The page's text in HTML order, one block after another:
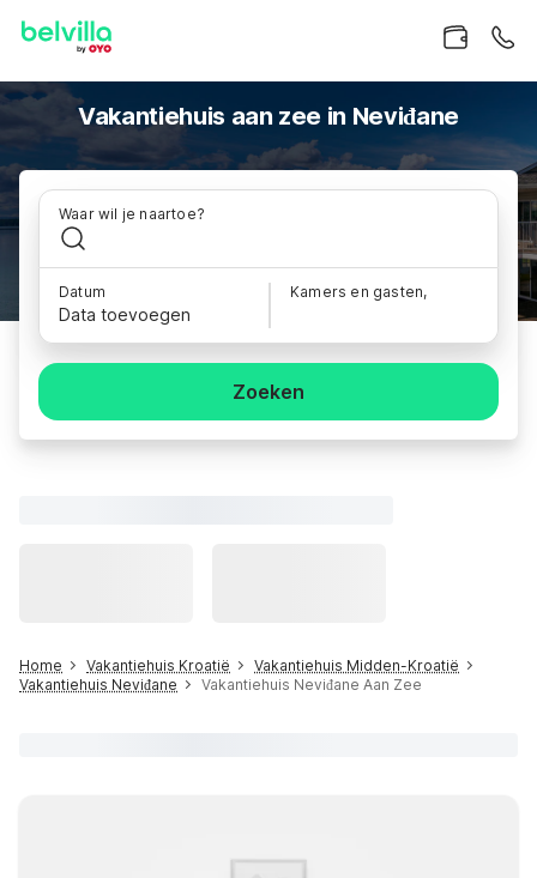
Vakantiehuis aan zee in Neviđane
Waar wil je naartoe?
Datum
Data toevoegen
Kamers en gasten,
Zoeken
Home Vakantiehuis Kroatië
Vakantiehuis Midden-Kroatië
Vakantiehuis Neviđane
Vakantiehuis Neviđane Aan Zee